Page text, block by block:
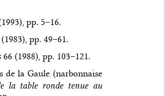
pp. 5–16.
pp. 49–61.
66 (1988), pp. 103–121.
de la Gaule (narbonnaise
la table ronde tenue au